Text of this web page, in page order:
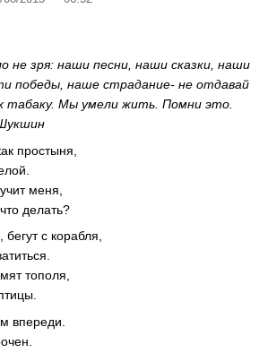
не зря: наши песни, наши сказки, наши
победы, наше страдание- не отдавай
табаку. Мы умели жить. Помни это.
простыня,
меня,
делать?
с корабля,
тополя,
впереди.